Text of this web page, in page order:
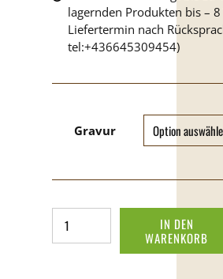
Gravur
Loden
IN DEN
WARENKORB